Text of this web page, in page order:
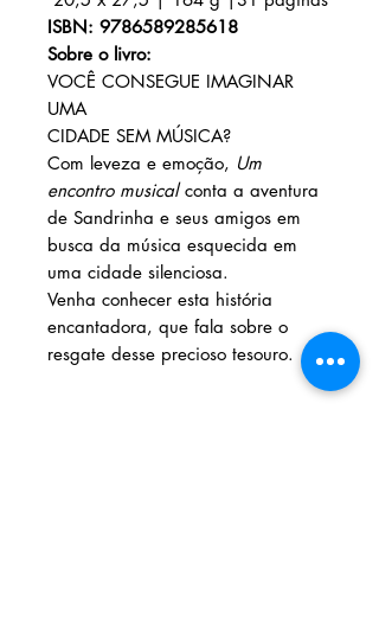
ISBN: 9786589285618
Sobre o livro:
VOCÊ CONSEGUE IMAGINAR
UMA
CIDADE SEM MÚSICA?
Com leveza e emoção, Um
encontro musicalconta a aventura
de Sandrinha e seus amigos em
busca da música esquecida em
uma cidade silenciosa.
Venha conhecer esta história
encantadora, que fala sobre o
resgate desse precioso tesouro.